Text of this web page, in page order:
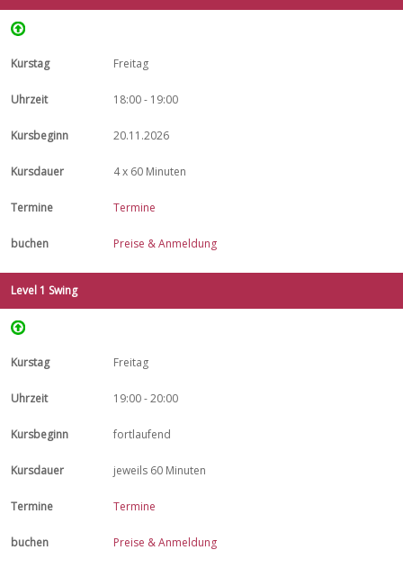
Freitag
18:00 - 19:00
20.11.2026
4 x 60 Minuten
Termine
Preise & Anmeldung
Level 1 Swing
Freitag
19:00 - 20:00
fortlaufend
jeweils 60 Minuten
Termine
Preise & Anmeldung